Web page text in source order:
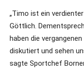
„Timo ist ein
Göttlich.
haben die
diskutiert und sehen
sagte Sportchef